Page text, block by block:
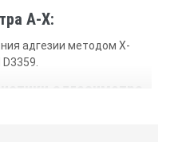
А-Х:
адгезии методом X-
адгезиметра